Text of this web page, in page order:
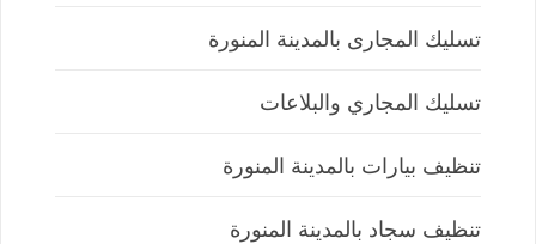
تسليك المجارى بالمدينة المنورة
تسليك المجاري والبلاعات
تنظيف بيارات بالمدينة المنورة
تنظيف سجاد بالمدينة المنورة